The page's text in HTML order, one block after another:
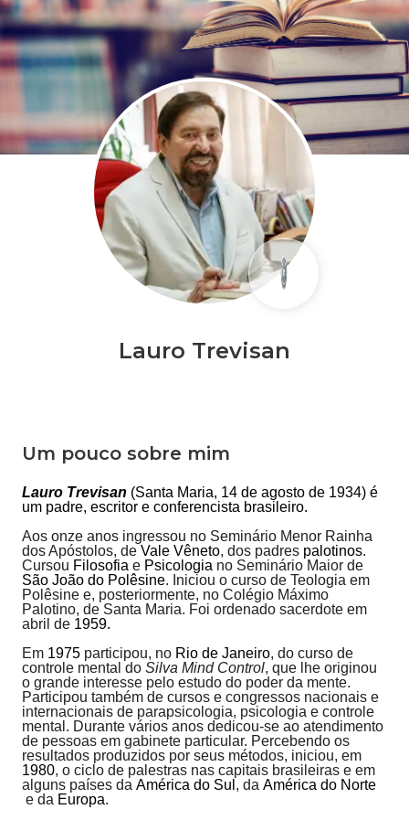
Lauro Trevisan
Um pouco sobre mim
Lauro Trevisan (Santa Maria, 14 de agosto de 1934) é
um padre, escritor e conferencista brasileiro.
Aos onze anos ingressou no Seminário Menor Rainha
dos Apóstolos, de Vale Vêneto, dos padres palotinos.
Cursou Filosofia e Psicologia no Seminário Maior de
São João do Polêsine. Iniciou o curso de Teologia em
Polêsine e, posteriormente, no Colégio Máximo
Palotino, de Santa Maria. Foi ordenado sacerdote em
abril de 1959.
Em 1975 participou, no Rio de Janeiro, do curso de
controle mental do Silva Mind Control, que lhe originou
o grande interesse pelo estudo do poder da mente.
Participou também de cursos e congressos nacionais e
internacionais de parapsicologia, psicologia e controle
mental. Durante vários anos dedicou-se ao atendimento
de pessoas em gabinete particular. Percebendo os
resultados produzidos por seus métodos, iniciou, em
1980, o ciclo de palestras nas capitais brasileiras e em
alguns países da América do Sul , da América do Norte
e da Europa.